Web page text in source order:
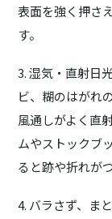
表面を強く押さ
す。
3. 湿気・直射日
ビ、糊のはがれ
風通しがよく直
ムやストックブ
ると跡や折れが
4. バラさず、ま